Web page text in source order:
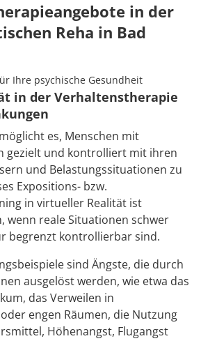
in der
Reha in Bad
Ihre psychische Gesundheit
in der Verhaltenstherapie
es, Menschen mit
gezielt und kontrolliert mit ihren
und Belastungssituationen zu
Expositions- bzw.
in virtueller Realität ist
wenn reale Situationen schwer
begrenzt kontrollierbar sind.
sind Ängste, die durch
ausgelöst werden, wie etwa das
das Verweilen in
engen Räumen, die Nutzung
Höhenangst, Flugangst